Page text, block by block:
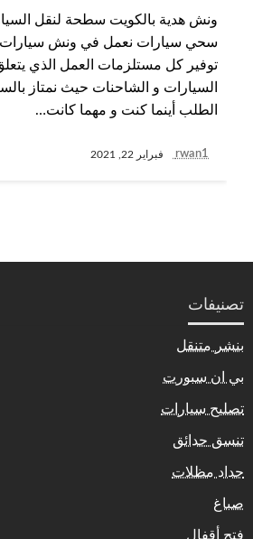
ونش هدية بالكويت سطحة لنقل
سحي سيارات نعمل في ونش سيارات
توفير كل مستلزمات العمل الذي
السيارات و الشاحنات حيث نمتاز
الطلب أينما كنت و مهما كانت…
rwan1 فبراير 22, 2021
تصنيفات
بنشر متنقل
بي ان سبورت
تصليح سيارات
تنسق حدائق
حداد مظلات
صباغ
فتح أقفال